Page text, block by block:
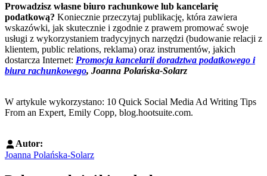
Prowadzisz własne biuro rachunkowe lub kancelarię
podatkową? Koniecznie przeczytaj publikację, która zawiera
wskazówki, jak skutecznie i zgodnie z prawem promować swoje
usługi z wykorzystaniem tradycyjnych narzędzi (budowanie relacji z
klientem, public relations, reklama) oraz instrumentów, jakich
dostarcza Internet: Promocja kancelarii doradztwa podatkowego i
biura rachunkowego, Joanna Polańska-Solarz
W artykule wykorzystano: 10 Quick Social Media Ad Writing Tips
From an Expert, Emily Copp, blog.hootsuite.com.
Autor:
Joanna Polańska-Solarz